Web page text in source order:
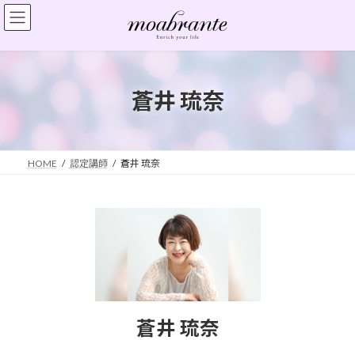
コ
ン
ン
ス
プ
ナ
ビ
ー
ン
動
蒼井 琉奈
HOME 認定講師 蒼井 琉奈
蒼井 琉奈